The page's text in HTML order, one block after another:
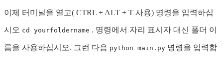
이제 터미널을 열고( CTRL + ALT + T 사용) 명령을 입력하십
시오 cd yourfoldername . 명령에서 자리 표시자 대신 폴더 이
름을 사용하십시오. 그런 다음 python main.py 명령을 입력합